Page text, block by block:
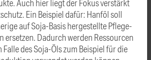
Auch hier liegt der Fokus verstärkt
Ein Beispiel dafür: Hanföl soll
auf Soja-Basis hergestellte Pflege-
ersetzen. Dadurch werden Ressourcen
des Soja-Öls zum Beispiel für die